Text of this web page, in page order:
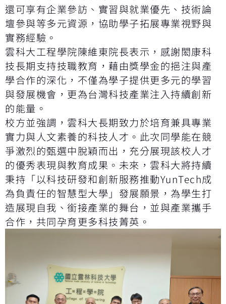
還可享有企業參訪、實習與就業優先、技術論
壇參與等多元資源，協助學子拓展專業視野與
實務經驗。
雲科大工程學院陳維東院長表示，感謝閎康科
技長期支持技職教育，藉由獎學金的挹注與產
學合作的深化，不僅為學子提供更多元的學習
與發展機會，更為台灣科技產業注入持續創新
的能量。
校方並強調，雲科大長期致力於培育兼具專業
實力與人文素養的科技人才。此次同學能在競
爭激烈的甄選中脫穎而出，充分展現該校人才
的優秀表現與教育成果。未來，雲科大將持續
秉持「以科技研發和創新服務推動YunTech成
為負責任的智慧型大學」發展願景，為學生打
造展現自我、銜接產業的舞台，並與產業攜手
合作，共同孕育更多科技菁英。